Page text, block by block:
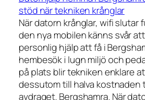
stöd när tekniken krånglar
När datorn krånglar, wifi slutar
den nya mobilen känns svår
personlig hjälp att få i
hembesök i lugn miljö och
på plats blir tekniken enklare
dessutom till halva kostnaden
avdraget. Bergshamra. När